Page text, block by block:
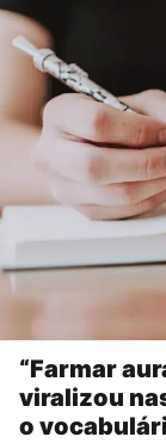
“Farmar
viralizou
o